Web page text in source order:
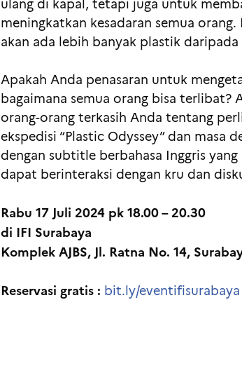
ulang di kapal, tetapi juga untuk
meningkatkan kesadaran semua
akan ada lebih banyak plastik
Apakah Anda penasaran untuk
bagaimana semua orang bisa terlibat?
orang-orang terkasih Anda tentang
ekspedisi “Plastic Odyssey” dan
dengan subtitle berbahasa Inggris
dapat berinteraksi dengan kru dan
Rabu 17 Juli 2024 pk 18.00 – 20.30
di IFI Surabaya
Komplek AJBS, Jl. Ratna No. 14,
Reservasi gratis : bit.ly/eventifisurabaya